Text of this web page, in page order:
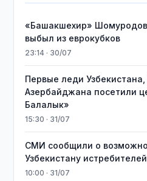
«Башакшехир»
выбыл из еврокубков
23:14 · 30/07
Первые леди
Азербайджана посетили
Балалык»
15:30 · 31/07
СМИ сообщили о
Узбекистану
10:00 · 31/07